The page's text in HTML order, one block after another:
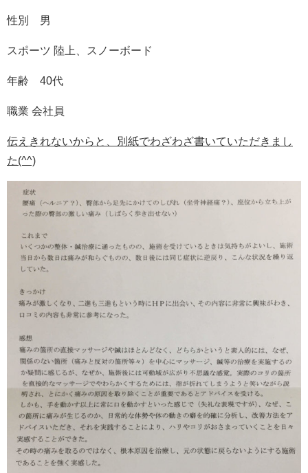
性別 男
スポーツ 陸上、スノーボード
年齢 40代
職業 会社員
伝えきれないからと、別紙でわざわざ書いていただきまし
た(^^)